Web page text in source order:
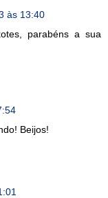
às 13:40
parabéns a sua
Beijos!